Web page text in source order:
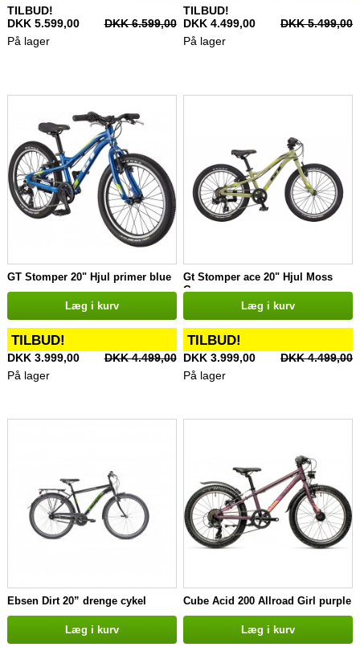
TILBUD!
DKK 5.599,00
DKK 6.599,00
På lager
TILBUD!
DKK 4.499,00
DKK 5.499,00
På lager
GT Stomper 20" Hjul primer blue
Læg i kurv
TILBUD!
DKK 3.999,00
DKK 4.499,00
På lager
Gt Stomper ace 20" Hjul Moss
Green
Læg i kurv
TILBUD!
DKK 3.999,00
DKK 4.499,00
På lager
Ebsen Dirt 20” drenge cykel
Læg i kurv
Cube Acid 200 Allroad Girl purple
n orange
Læg i kurv